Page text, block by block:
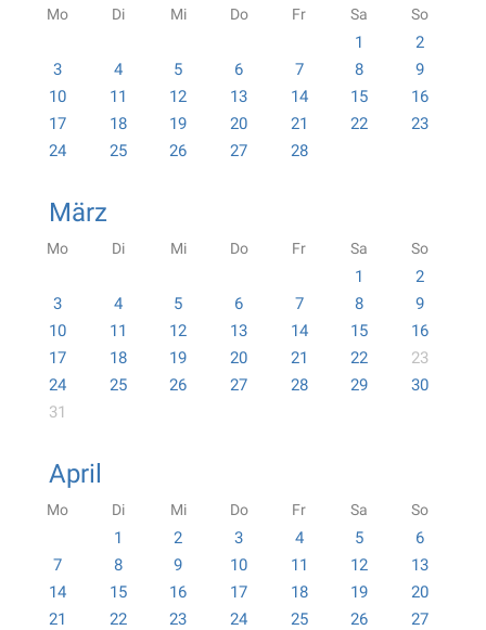
Mo Di Mi Do Fr Sa So
1
2
3
4 5 6 7 8
9
10
11 12 13 14 15
16
17
18 19 20 21 22
23
24
25 26 27 28
März
Mo Di Mi Do Fr Sa So
1
2
3
4 5 6 7 8
9
10
11 12 13 14 15
16
17
18 19 20 21 22
23
24
25 26 27 28 29
30
31
April
Mo Di Mi Do Fr Sa So
1 2 3 4 5
6
7
8 9 10 11 12
13
14
15 16 17 18 19
20
21
22 23 24 25 26
27